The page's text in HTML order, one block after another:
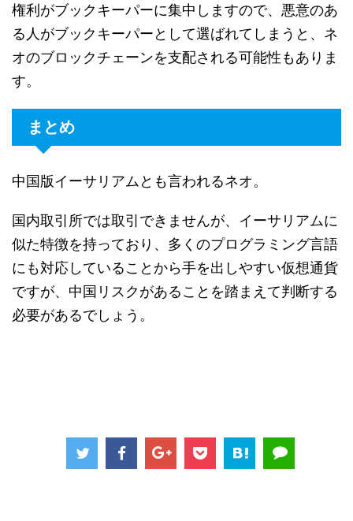
権利がブックキーパーに集中しますので、悪意のあ
る人がブックキーパーとして選ばれてしまうと、ネ
オのブロックチェーンを支配される可能性もありま
す。
まとめ
中国版イーサリアムとも言われるネオ。
国内取引所では取引できませんが、イーサリアムに
似た特徴を持っており、多くのプログラミング言語
にも対応していることから手を出しやすい仮想通貨
ですが、中国リスクがあることを踏まえて判断する
必要があるでしょう。